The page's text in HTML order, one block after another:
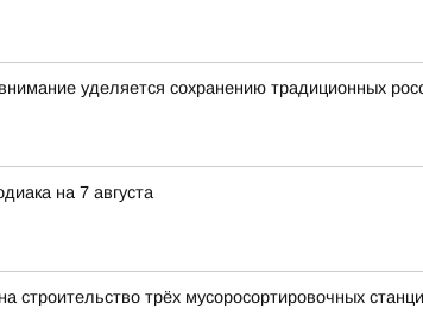
уделяется сохранению традиционных
на 7 августа
строительство трёх мусоросортировочных